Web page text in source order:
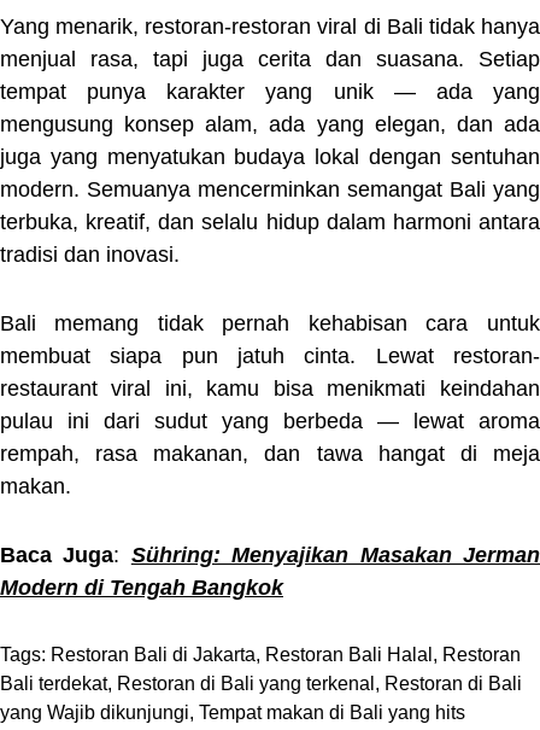
Yang menarik, restoran-restoran viral di Bali tidak hanya
menjual rasa, tapi juga cerita dan suasana. Setiap
tempat punya karakter yang unik — ada yang
mengusung konsep alam, ada yang elegan, dan ada
juga yang menyatukan budaya lokal dengan sentuhan
modern. Semuanya mencerminkan semangat Bali yang
terbuka, kreatif, dan selalu hidup dalam harmoni antara
tradisi dan inovasi.
Bali memang tidak pernah kehabisan cara untuk
membuat siapa pun jatuh cinta. Lewat restoran-
restaurant viral ini, kamu bisa menikmati keindahan
pulau ini dari sudut yang berbeda — lewat aroma
rempah, rasa makanan, dan tawa hangat di meja
makan.
Baca Juga: Sühring: Menyajikan Masakan Jerman
Modern di Tengah Bangkok
Tags: Restoran Bali di Jakarta, Restoran Bali Halal , Restoran
Bali terdekat, Restoran di Bali yang terkenal , Restoran di Bali
yang Wajib dikunjungi, Tempat makan di Bali yang hits